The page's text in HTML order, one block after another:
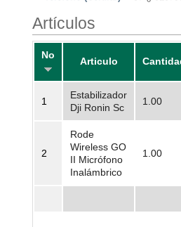
Artículos
No
Articulo
1
Estabilizador
Dji Ronin Sc
1.00
2
Rode
Wireless GO
II Micrófono
Inalámbrico
1.00